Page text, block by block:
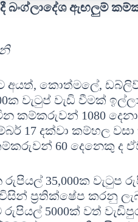
දී බංග්ලාදේශ ඇඟලුම්
අයත්, කොත්මලේ,
වැටුප් වැඩි වීමක්
කම්කරුවන් 1080
17 දක්වා කම්හල
60 දෙනෙකු ද
35,000ක වැටුප
ප්‍රතික්ෂේප කරනු
රුපියල් 5000ක් වත්